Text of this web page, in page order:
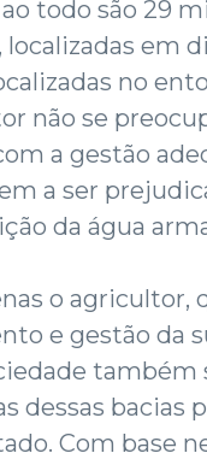
todo são 29
localizadas em
no
não se
a gestão
a ser
da água
o agricultor,
e gestão da
também
dessas bacias
Com base